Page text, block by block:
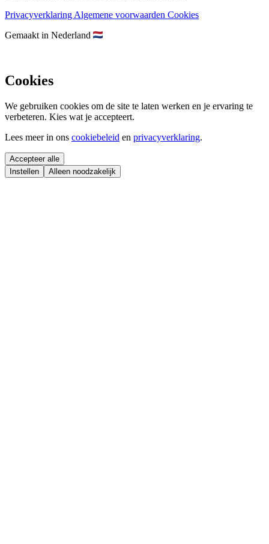
Privacyverklaring Algemene voorwaarden Cookies
Gemaakt in Nederland
Cookies
We gebruiken cookies om de site te laten werken en je ervaring te
verbeteren. Kies wat je accepteert.
Lees meer in ons cookiebeleid en privacyverklaring.
Accepteer alle
Instellen
Alleen noodzakelijk